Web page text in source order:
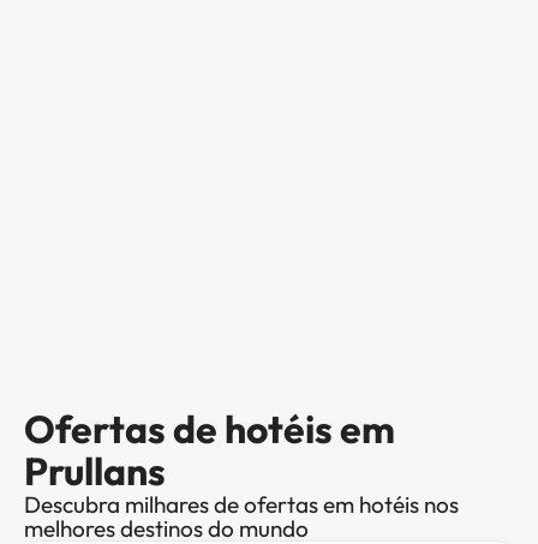
Ofertas de hotéis em
Prullans
Descubra milhares de ofertas em hotéis nos
melhores destinos do mundo